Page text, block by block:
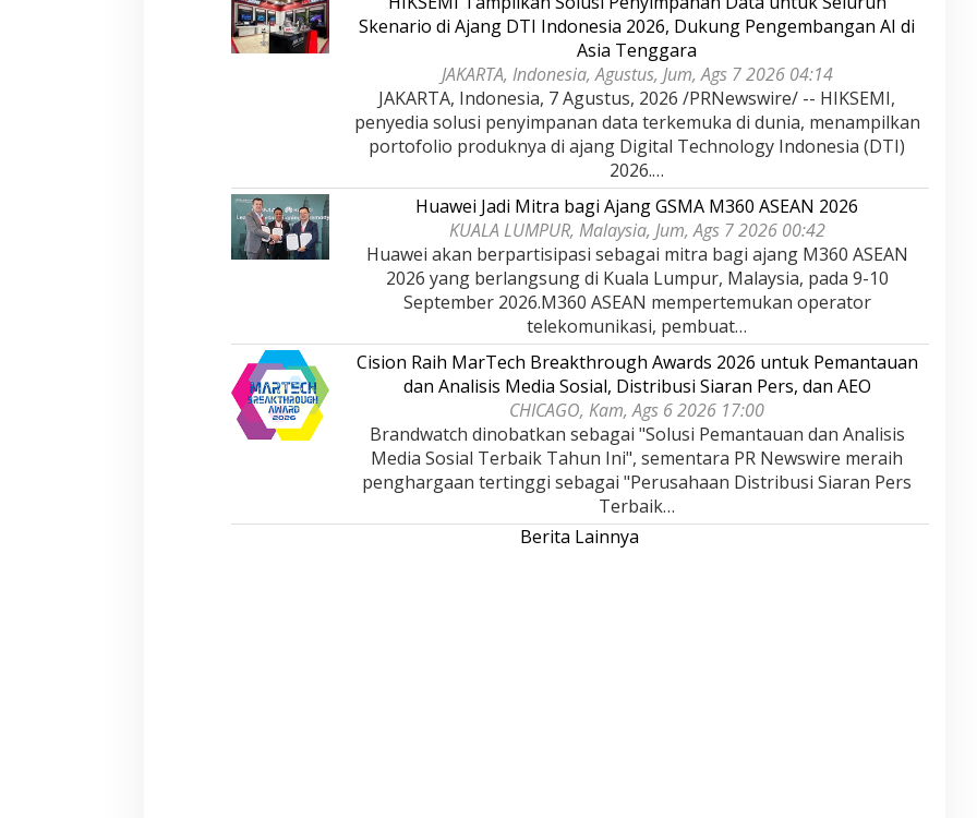
Skenario di Ajang DTI Indonesia 2026, Dukung Pengembangan AI di
Asia Tenggara
JAKARTA, Indonesia, Agustus, Jum, Ags 7 2026 04:14
JAKARTA, Indonesia, 7 Agustus, 2026 /PRNewswire/ -- HIKSEMI,
penyedia solusi penyimpanan data terkemuka di dunia, menampilkan
portofolio produknya di ajang Digital Technology Indonesia (DTI)
2026.…
Huawei Jadi Mitra bagi Ajang GSMA M360 ASEAN 2026
KUALA LUMPUR, Malaysia, Jum, Ags 7 2026 00:42
Huawei akan berpartisipasi sebagai mitra bagi ajang M360 ASEAN
2026 yang berlangsung di Kuala Lumpur, Malaysia, pada 9-10
September 2026.M360 ASEAN mempertemukan operator
telekomunikasi, pembuat…
Cision Raih MarTech Breakthrough Awards 2026 untuk Pemantauan
dan Analisis Media Sosial, Distribusi Siaran Pers, dan AEO
CHICAGO, Kam, Ags 6 2026 17:00
Brandwatch dinobatkan sebagai "Solusi Pemantauan dan Analisis
Media Sosial Terbaik Tahun Ini", sementara PR Newswire meraih
penghargaan tertinggi sebagai "Perusahaan Distribusi Siaran Pers
Terbaik…
Berita Lainnya